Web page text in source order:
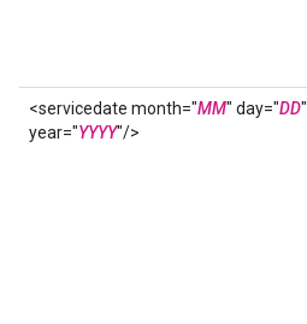
<servicedate month="MM" day="DD"
year="YYYY"/>